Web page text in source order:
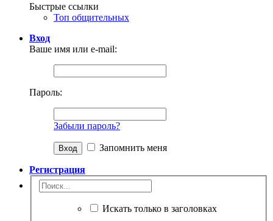
Быстрые ссылки
Топ общительных
Вход
Ваше имя или e-mail:
Пароль:
Забыли пароль?
Запомнить меня
Регистрация
Искать только в заголовках